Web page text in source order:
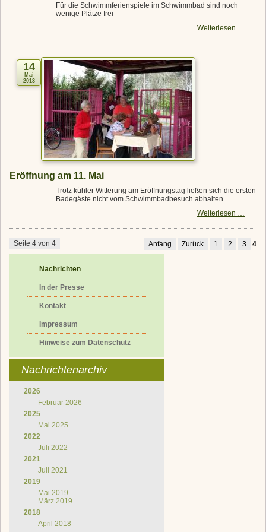
Für die Schwimmferienspiele im Schwimmbad sind noch
wenige Plätze frei
Weiterlesen …
14
Mai
2013
Eröffnung am 11. Mai
Trotz kühler Witterung am Eröffnungstag ließen sich die ersten
Badegäste nicht vom Schwimmbadbesuch abhalten.
Weiterlesen …
11.
Seite 4 von 4 Anfang Zurück 1 2 3 4
Nachrichten
In der Presse
Kontakt
Impressum
Hinweise zum Datenschutz
Nachrichtenarchiv
2026
Februar 2026
2025
Mai 2025
2022
Juli 2022
2021
Juli 2021
2019
Mai 2019
März 2019
2018
April 2018